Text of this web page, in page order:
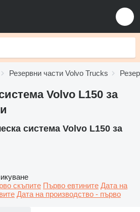
Резервни части Volvo Trucks
Volvo L150 за
система Volvo L150 за
скъпите Първо евтините Дата на
Дата на производство - първо